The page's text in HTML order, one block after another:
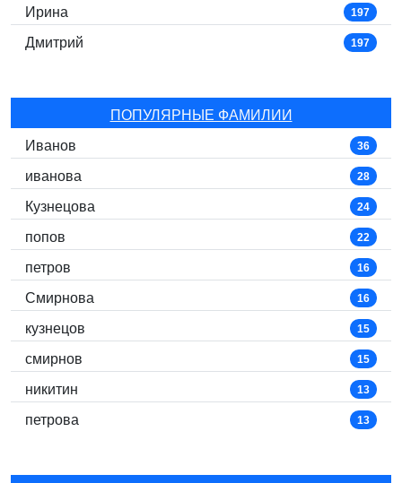
Ирина 197
Дмитрий 197
ПОПУЛЯРНЫЕ ФАМИЛИИ
Иванов
36
иванова 28
Кузнецова 24
попов 22
петров 16
Смирнова 16
кузнецов 15
смирнов 15
никитин 13
петрова 13